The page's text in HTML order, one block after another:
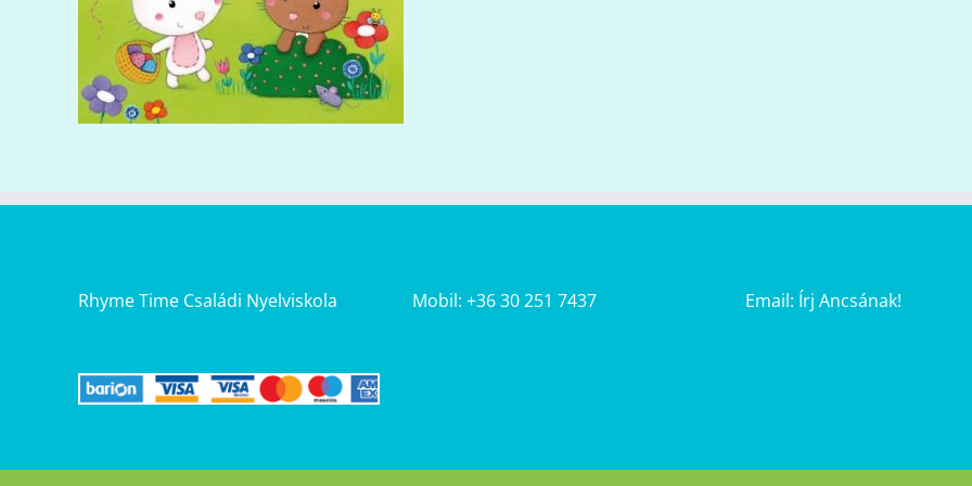
Rhyme Time Családi Nyelviskola Mobil: +36 30 251 7437 Email: Írj Ancsának!